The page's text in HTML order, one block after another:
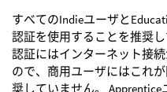
すべてのIndieユーザと
認証を使用することを推奨
認証にはインターネット接
ので、商用ユーザにはこれ
奨していません。